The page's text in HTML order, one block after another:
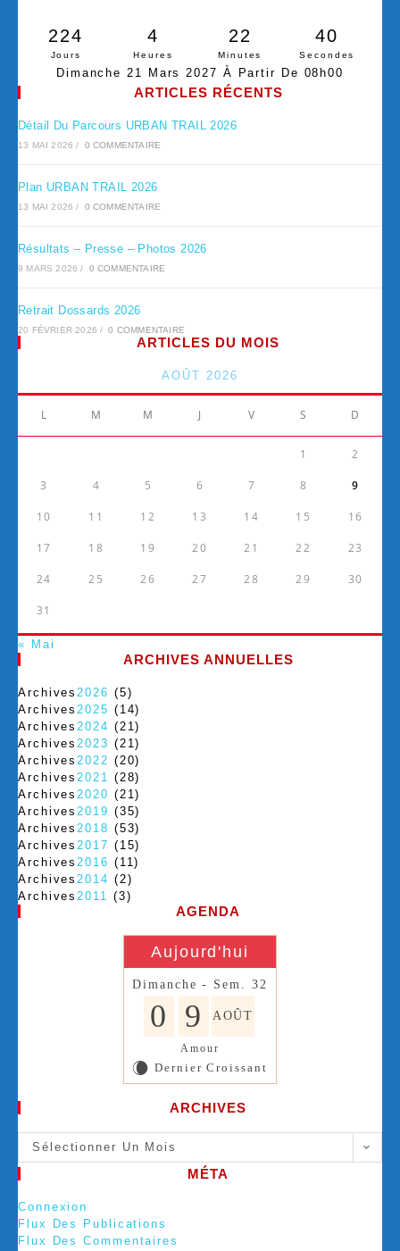
224
Jours
4
Heures
22
Minutes
40
Secondes
Dimanche 21 Mars 2027 À Partir De 08h00
ARTICLES RÉCENTS
Détail Du Parcours URBAN TRAIL 2026
13 MAI 2026 / 0 COMMENTAIRE
Plan URBAN TRAIL 2026
13 MAI 2026 / 0 COMMENTAIRE
Résultats – Presse – Photos 2026
9 MARS 2026 / 0 COMMENTAIRE
Retrait Dossards 2026
20 FÉVRIER 2026 / 0 COMMENTAIRE
ARTICLES DU MOIS
AOÛT 2026
L M M J V S D
1 2
3 4 5 6 7 8 9
10 11 12 13 14 15 16
17 18 19 20 21 22 23
24 25 26 27 28 29 30
31
« Mai
ARCHIVES ANNUELLES
Archives 2026 (5)
Archives 2025 (14)
Archives 2024 (21)
Archives 2023 (21)
Archives 2022 (20)
Archives 2021
(28)
Archives 2020 (21)
Archives 2019 (35)
Archives 2018 (53)
Archives 2017 (15)
Archives 2016 (11)
Archives 2014 (2)
Archives 2011 (3)
AGENDA
Aujourd'hui
Dimanche - Sem. 32
0 9 AOÛT
Amour
W Dernier Croissant
ARCHIVES
Sélectionner Un Mois
MÉTA
Connexion
Flux Des Publications
Flux Des Commentaires